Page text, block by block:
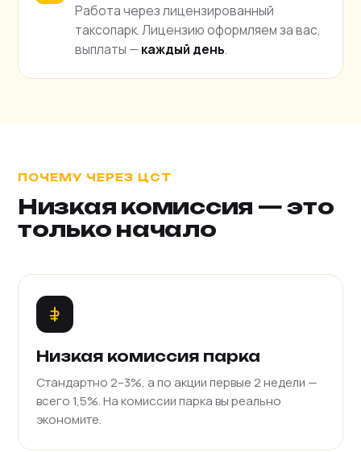
Работа через лицензированный
таксопарк. Лицензию оформляем за вас,
выплаты — каждый день.
ПОЧЕМУ ЧЕРЕЗ ЦСТ
Низкая комиссия — это
только начало
Низкая комиссия парка
Стандартно 2–3%, а по акции первые 2 недели —
всего 1,5%. На комиссии парка вы реально
экономите.